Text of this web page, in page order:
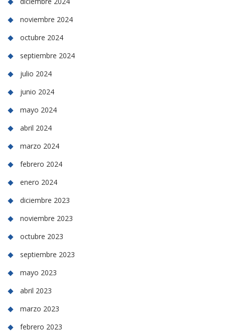
noviembre 2024
octubre 2024
septiembre 2024
julio 2024
junio 2024
mayo 2024
abril 2024
marzo 2024
febrero 2024
enero 2024
diciembre 2023
noviembre 2023
octubre 2023
septiembre 2023
mayo 2023
abril 2023
marzo 2023
febrero 2023